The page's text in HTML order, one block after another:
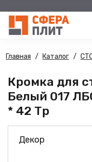
Главная Каталог
Кромка для
Белый 017
* 42 Тр
Декор